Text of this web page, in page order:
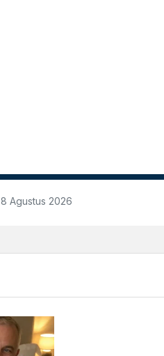
8 Agustus 2026